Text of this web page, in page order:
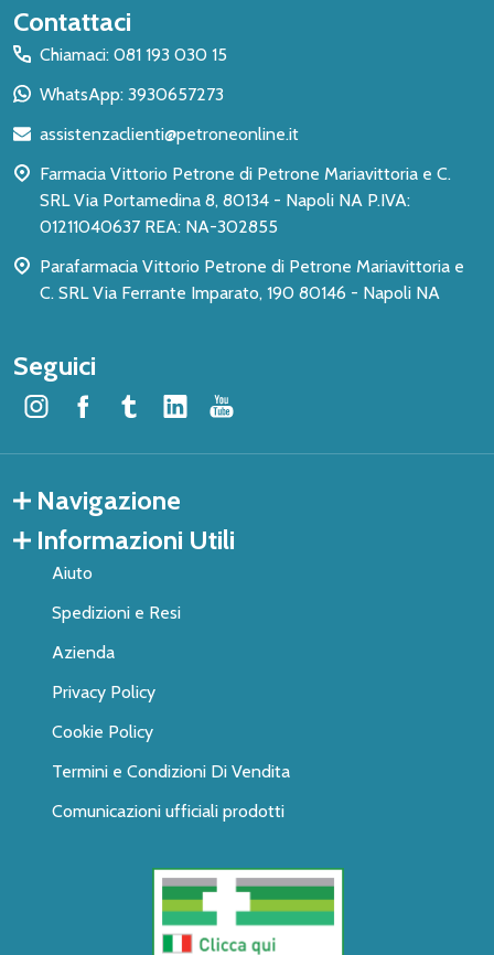
Inizio
del
piè
pagina
Contattaci
Chiamaci: 081 193 030 15
WhatsApp: 3930657273
assistenzaclienti@petroneonline.it
Farmacia Vittorio Petrone di Petrone Mariavittoria e C.
SRL Via Portamedina 8, 80134 - Napoli NA P.IVA:
01211040637 REA: NA-302855
Parafarmacia Vittorio Petrone di Petrone Mariavittoria e
C. SRL Via Ferrante Imparato, 190 80146 - Napoli NA
Seguici
Navigazione
Informazioni Utili
Aiuto
Spedizioni e Resi
Azienda
Privacy Policy
Cookie Policy
Termini e Condizioni Di Vendita
Comunicazioni ufficiali prodotti